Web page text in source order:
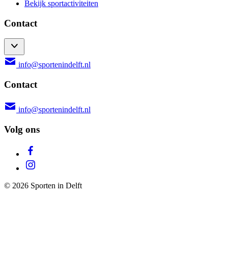
Bekijk sportactiviteiten
Contact
info@sportenindelft.nl
Contact
info@sportenindelft.nl
Volg ons
© 2026 Sporten in Delft